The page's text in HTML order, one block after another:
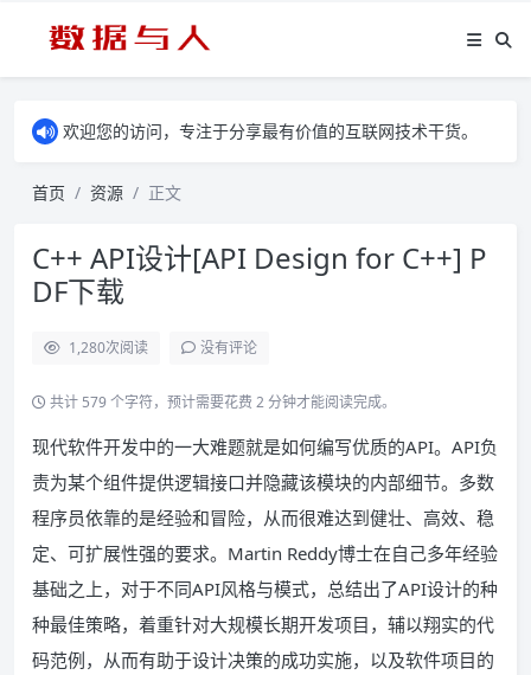
欢迎您的访问，专注于分享最有价值的互联网技术干货。
首页 资源 正文
C++ API设计[API Design for C++] P
DF下载
1,280次阅读 没有评论
共计 579 个字符，预计需要花费 2 分钟才能阅读完成。
现代软件开发中的一大难题就是如何编写优质的API。API负
责为某个组件提供逻辑接口并隐藏该模块的内部细节。多数
程序员依靠的是经验和冒险，从而很难达到健壮、高效、稳
定、可扩展性强的要求。Martin Reddy博士在自己多年经验
基础之上，对于不同API风格与模式，总结出了API设计的种
种最佳策略，着重针对大规模长期开发项目，辅以翔实的代
码范例，从而有助于设计决策的成功实施，以及软件项目的